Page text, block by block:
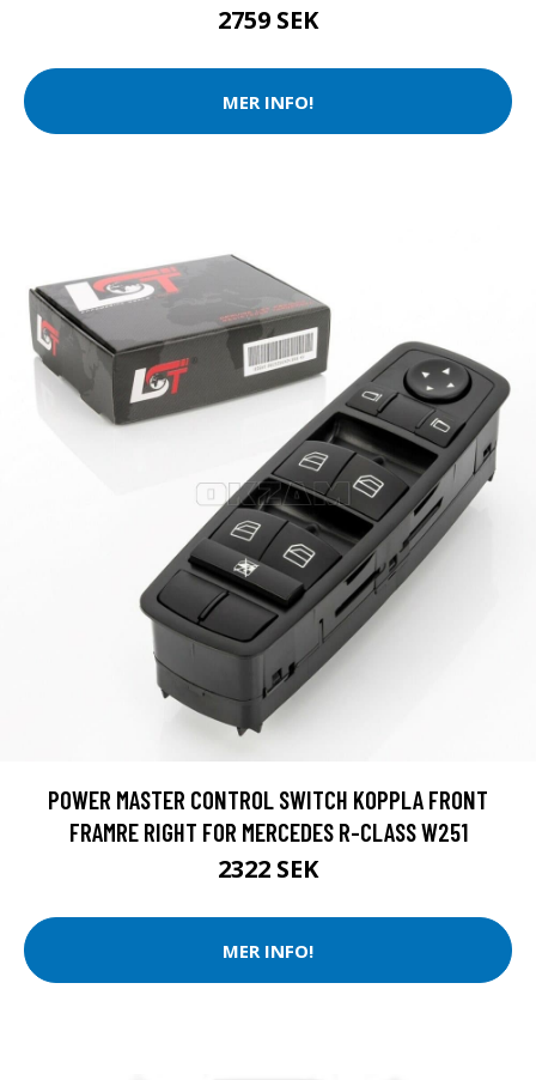
2759 SEK
MER INFO!
POWER MASTER CONTROL SWITCH KOPPLA FRONT
FRAMRE RIGHT FOR MERCEDES R-CLASS W251
2322 SEK
MER INFO!